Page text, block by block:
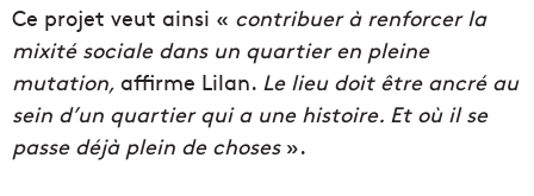
Ce projet veut ainsi « contribuer à renforcer la
mixité sociale dans un quartier en pleine
mutation, affirme Lilan. Le lieu doit être ancré au
sein d’un quartier qui a une histoire. Et où il se
passe déjà plein de choses».